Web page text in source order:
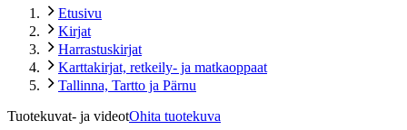
Etusivu
Kirjat
Harrastuskirjat
Karttakirjat, retkeily- ja matkaoppaat
Tallinna, Tartto ja Pärnu
Tuotekuvat- ja videotOhita tuotekuva